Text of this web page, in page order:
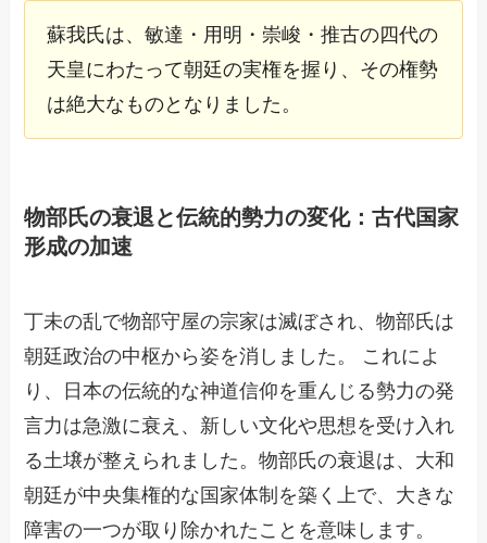
蘇我氏は、敏達・用明・崇峻・推古の四代の
天皇にわたって朝廷の実権を握り、その権勢
は絶大なものとなりました。
物部氏の衰退と伝統的勢力の変化：古代国家
形成の加速
丁未の乱で物部守屋の宗家は滅ぼされ、物部氏は
朝廷政治の中枢から姿を消しました。 これによ
り、日本の伝統的な神道信仰を重んじる勢力の発
言力は急激に衰え、新しい文化や思想を受け入れ
る土壌が整えられました。物部氏の衰退は、大和
朝廷が中央集権的な国家体制を築く上で、大きな
障害の一つが取り除かれたことを意味します。